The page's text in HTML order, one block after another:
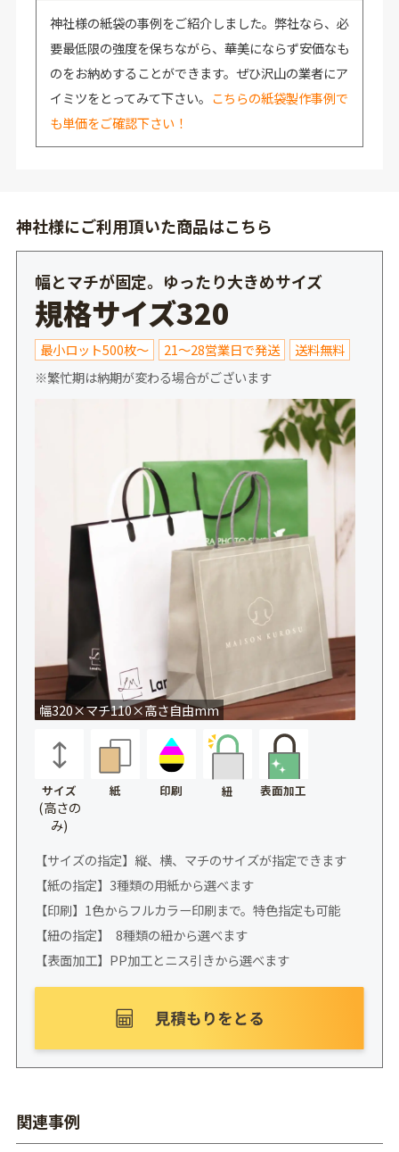
神社様の紙袋の事例をご紹介しました。弊社なら、必
要最低限の強度を保ちながら、華美にならず安価なも
のをお納めすることができます。ぜひ沢山の業者にア
イミツをとってみて下さい。 こちらの紙袋製作事例で
も単価をご確認下さい！
神社様にご利用頂いた商品はこちら
幅とマチが固定。ゆったり大きめサイズ
規格サイズ320
最小ロット500枚～ 21～28営業日で発送
送料無料
※繁忙期は納期が変わる場合がございます
幅320×マチ110×高さ自由mm
サイズ
(高さの
み)
紙 印刷 紐 表面加工
【サイズの指定】縦、横、マチのサイズが指定できます
【紙の指定】3種類の用紙から選べます
【印刷】1色からフルカラー印刷まで。特色指定も可能
【紐の指定】 8種類の紐から選べます
【表面加工】PP加工とニス引きから選べます
関連事例